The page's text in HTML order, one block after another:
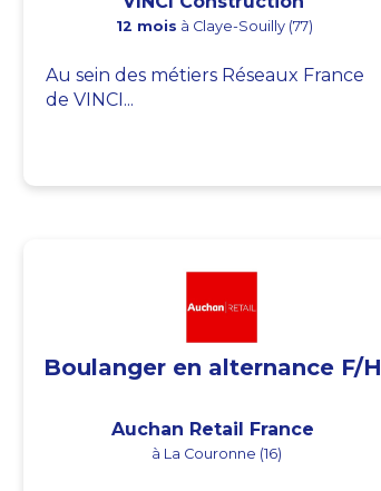
12 mois à Claye-Souilly (77)
Au sein des métiers Réseaux France
de VINCI...
Boulanger en alternance F/H
Auchan Retail France
à La Couronne (16)